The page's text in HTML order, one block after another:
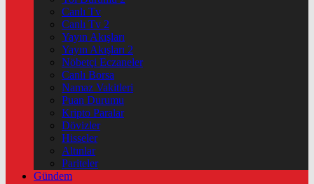
Canlı Tv
Canlı Tv 2
Yayın Akışları
Yayın Akışları 2
Nöbetçi Eczaneler
Canlı Borsa
Namaz Vakitleri
Puan Durumu
Kripto Paralar
Dövizler
Hisseler
Altınlar
Pariteler
Gündem